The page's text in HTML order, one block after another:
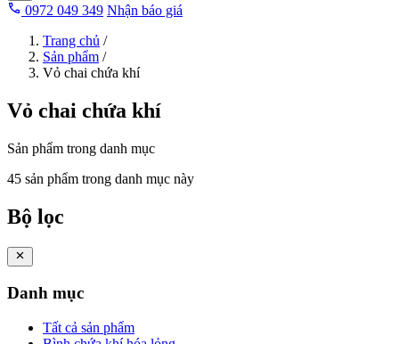
0972 049 349 Nhận báo giá
Trang chủ /
Sản phẩm /
Vỏ chai chứa khí
Vỏ chai chứa khí
Sản phẩm trong danh mục
45 sản phẩm trong danh mục này
Bộ lọc
Danh mục
Tất cả sản phẩm